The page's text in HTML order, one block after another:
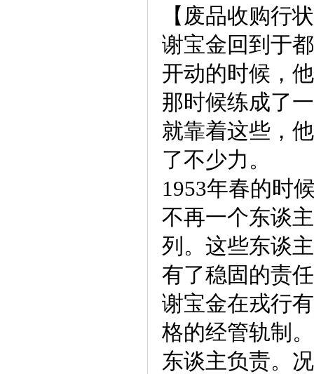
【废品收购行
谢宝金回到于
开动的时候，
那时候练成了
就靠着这些，
了不少力。
1953年春的时
不再一个东谈
列。这些东谈
有了稳固的责
谢宝金在戎行
格的经管轨制
东谈主负责。